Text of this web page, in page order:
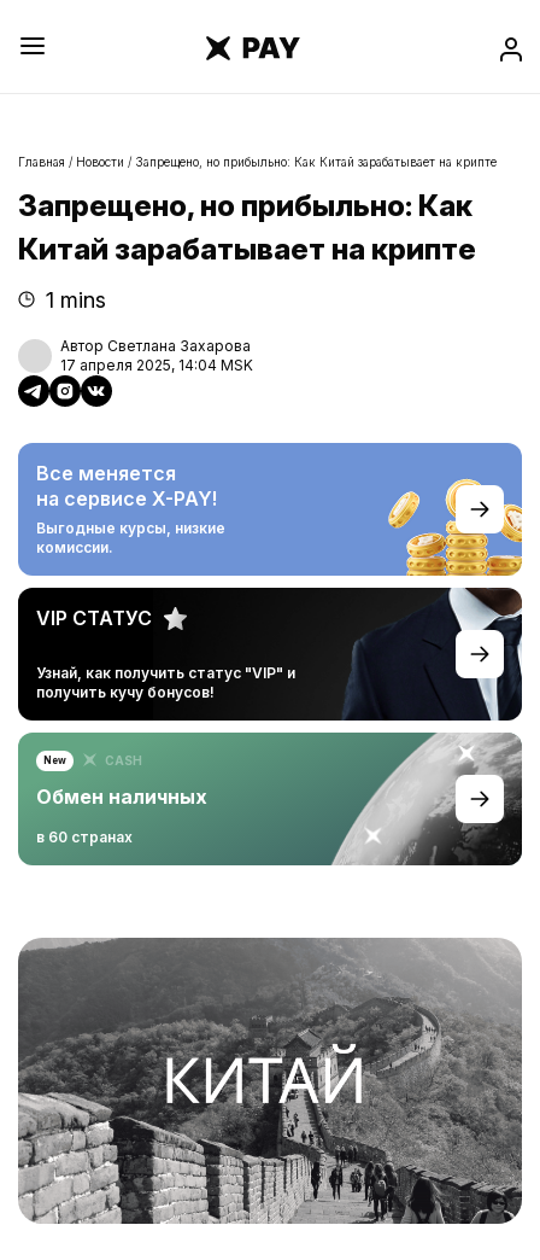
Главная / Новости / Запрещено, но прибыльно: Как Китай зарабатывает на крипте
Запрещено, но прибыльно: Как
Китай зарабатывает на крипте
1 mins
Автор Светлана Захарова
17 апреля 2025, 14:04 MSK
Все меняется
на сервисе X-PAY!
Выгодные курсы, низкие
комиссии.
VIP СТАТУС
Узнай, как получить статус "VIP" и
получить кучу бонусов!
CASH
Обмен наличных
в 60 странах
New